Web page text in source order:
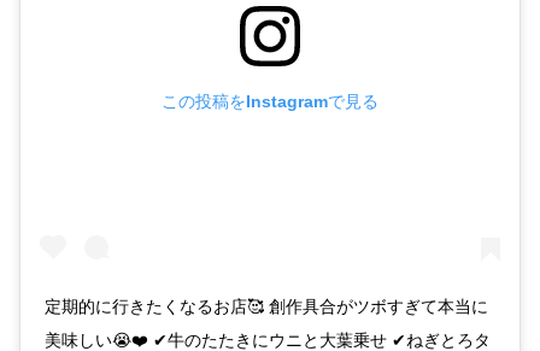
この投稿をInstagramで見る
定期的に行きたくなるお店🥰 創作具合がツボすぎて本当に
美味しい😭❤️ ✔︎牛のたたきにウニと大葉乗せ ✔︎ねぎとろタ